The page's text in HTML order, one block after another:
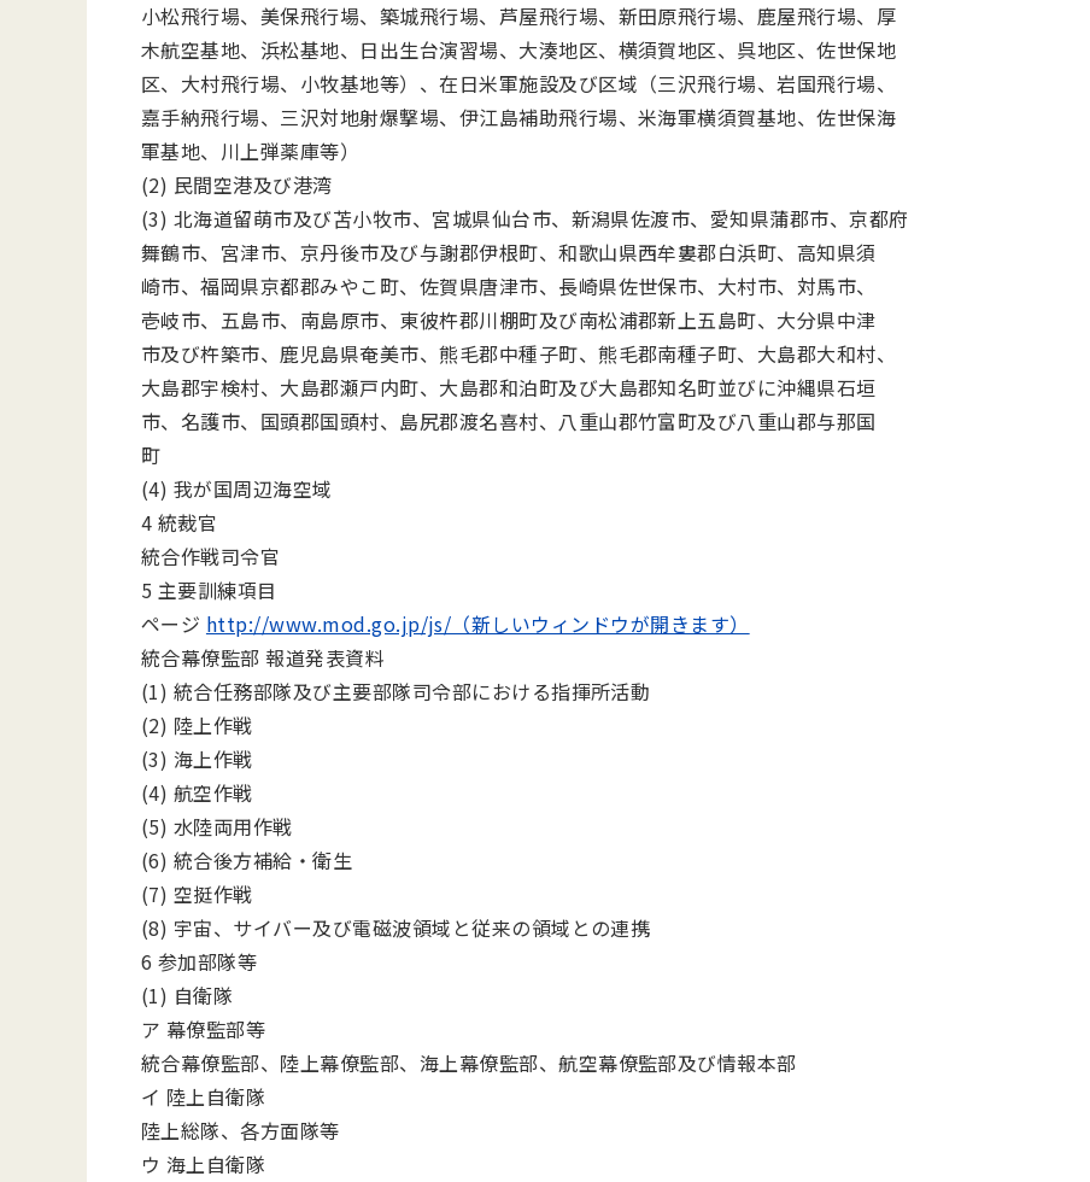
小松飛行場、美保飛行場、築城飛行場、芦屋飛行場、新田原飛行場、鹿屋飛行場、厚
木航空基地、浜松基地、日出生台演習場、大湊地区、横須賀地区、呉地区、佐世保地
区、大村飛行場、小牧基地等）、在日米軍施設及び区域（三沢飛行場、岩国飛行場、
嘉手納飛行場、三沢対地射爆撃場、伊江島補助飛行場、米海軍横須賀基地、佐世保海
軍基地、川上弾薬庫等）
(2) 民間空港及び港湾
(3) 北海道留萌市及び苫小牧市、宮城県仙台市、新潟県佐渡市、愛知県蒲郡市、京都府
舞鶴市、宮津市、京丹後市及び与謝郡伊根町、和歌山県西牟婁郡白浜町、高知県須
崎市、福岡県京都郡みやこ町、佐賀県唐津市、長崎県佐世保市、大村市、対馬市、
壱岐市、五島市、南島原市、東彼杵郡川棚町及び南松浦郡新上五島町、大分県中津
市及び杵築市、鹿児島県奄美市、熊毛郡中種子町、熊毛郡南種子町、大島郡大和村、
大島郡宇検村、大島郡瀬戸内町、大島郡和泊町及び大島郡知名町並びに沖縄県石垣
市、名護市、国頭郡国頭村、島尻郡渡名喜村、八重山郡竹富町及び八重山郡与那国
町
(4) 我が国周辺海空域
4 統裁官
統合作戦司令官
5 主要訓練項目
ページ http://www.mod.go.jp/js/（新しいウィンドウが開きます）
統合幕僚監部 報道発表資料
(1) 統合任務部隊及び主要部隊司令部における指揮所活動
(2) 陸上作戦
(3) 海上作戦
(4) 航空作戦
(5) 水陸両用作戦
(6) 統合後方補給・衛生
(7) 空挺作戦
(8) 宇宙、サイバー及び電磁波領域と従来の領域との連携
6 参加部隊等
(1) 自衛隊
ア 幕僚監部等
統合幕僚監部、陸上幕僚監部、海上幕僚監部、航空幕僚監部及び情報本部
イ 陸上自衛隊
陸上総隊、各方面隊等
ウ 海上自衛隊